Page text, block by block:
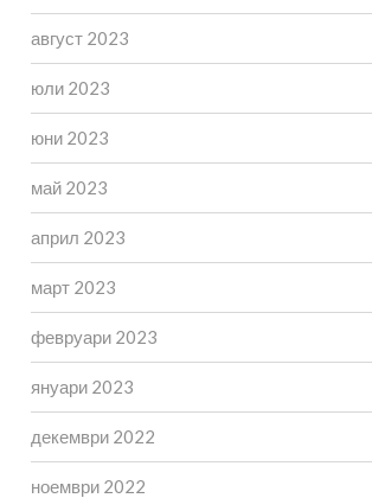
август 2023
юли 2023
юни 2023
май 2023
април 2023
март 2023
февруари 2023
януари 2023
декември 2022
ноември 2022